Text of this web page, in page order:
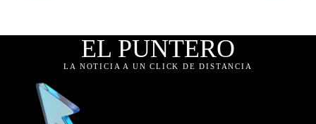
EL PUNTERO
LA NOTICIA A UN CLICK DE DISTANCIA